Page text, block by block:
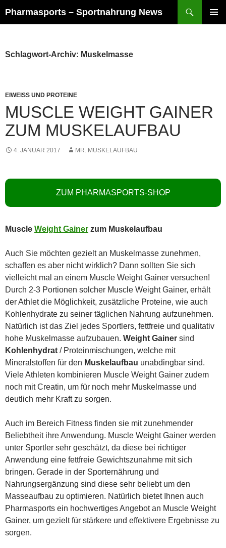
Inhalt
Pharmasports – Sportnahrung News
Schlagwort-Archiv: Muskelmasse
EIWEISS UND PROTEINE
MUSCLE WEIGHT GAINER
ZUM MUSKELAUFBAU
4. JANUAR 2017 MR. MUSKELAUFBAU
ZUM PHARMASPORTS-SHOP
Muscle Weight Gainer zum Muskelaufbau
Auch Sie möchten gezielt an Muskelmasse zunehmen,
schaffen es aber nicht wirklich? Dann sollten Sie sich
vielleicht mal an einem Muscle Weight Gainer versuchen!
Durch 2-3 Portionen solcher Muscle Weight Gainer, erhält
der Athlet die Möglichkeit, zusätzliche Proteine, wie auch
Kohlenhydrate zu seiner täglichen Nahrung aufzunehmen.
Natürlich ist das Ziel jedes Sportlers, fettfreie und qualitativ
hohe Muskelmasse aufzubauen. Weight Gainer sind
Kohlenhydrat / Proteinmischungen, welche mit
Mineralstoffen für den Muskelaufbau unabdingbar sind.
Viele Athleten kombinieren Muscle Weight Gainer zudem
noch mit Creatin, um für noch mehr Muskelmasse und
deutlich mehr Kraft zu sorgen.
Auch im Bereich Fitness finden sie mit zunehmender
Beliebtheit ihre Anwendung. Muscle Weight Gainer werden
unter Sportler sehr geschätzt, da diese bei richtiger
Anwendung eine fettfreie Gewichtszunahme mit sich
bringen. Gerade in der Sporternährung und
Nahrungsergänzung sind diese sehr beliebt um den
Masseaufbau zu optimieren. Natürlich bietet Ihnen auch
Pharmasports ein hochwertiges Angebot an Muscle Weight
Gainer, um gezielt für stärkere und effektivere Ergebnisse zu
sorgen.